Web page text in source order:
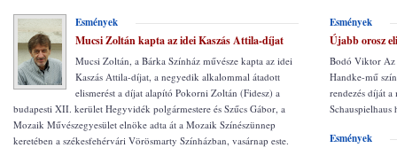
Esmények
Mucsi Zoltán kapta az idei Kaszás Attila-díjat
Mucsi Zoltán, a Bárka Színház művésze kapta az idei
Kaszás Attila-díjat, a negyedik alkalommal átadott
elismerést a díjat alapító Pokorni Zoltán (Fidesz) a
budapesti XII. kerület Hegyvidék polgármestere és Szűcs Gábor, a
Mozaik Művészegyesület elnöke adta át a Mozaik Színészünnep
keretében a székesfehérvári Vörösmarty Színházban, vasárnap este.
Esmények
Újabb orosz
Bodó Viktor Az
Handke-mű
rendezés díját
Schauspielhaus
Esmények